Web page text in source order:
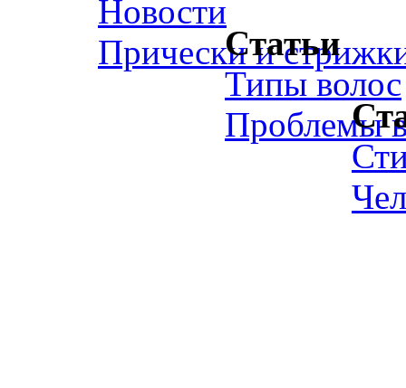
Новости
Прически иСтатьи
Типы волос
Проблемы